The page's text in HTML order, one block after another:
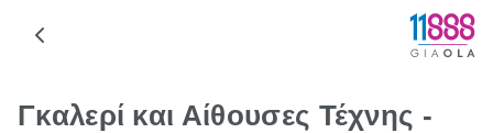
Γκαλερί και Αίθουσες Τέχνης -